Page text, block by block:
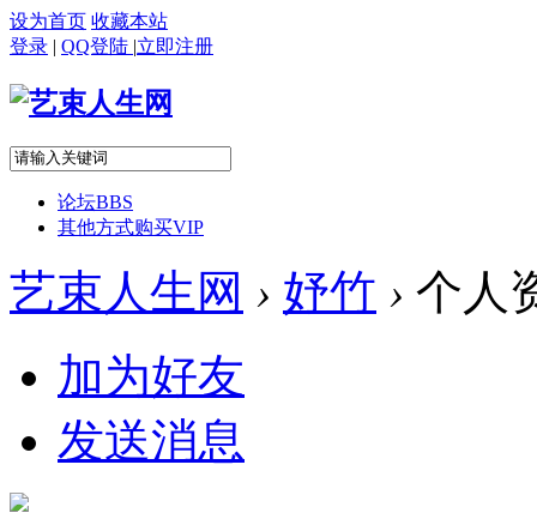
设为首页 收藏本站
登录 | QQ登陆 |立即注册
论坛BBS
其他方式购买VIP
艺束人生网 › 妤竹 › 个人
加为好友
发送消息